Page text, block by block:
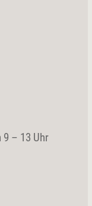
– 13 Uhr